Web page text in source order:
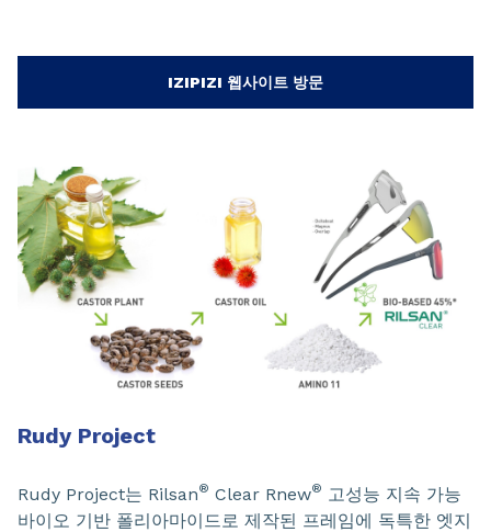
IZIPIZI 웹사이트 방문
Rudy Project
Rudy Project는 Rilsan® Clear Rnew® 고성능 지속 가능
바이오 기반 폴리아마이드로 제작된 프레임에 독특한 엣지